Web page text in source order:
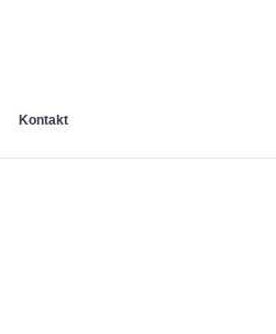
Kontakt